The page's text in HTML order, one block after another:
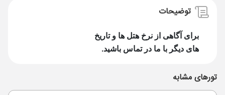
توضیحات
برای آگاهی از نرخ هتل ها و تاریخ
های دیگر با ما در تماس باشید.
تورهای مشابه